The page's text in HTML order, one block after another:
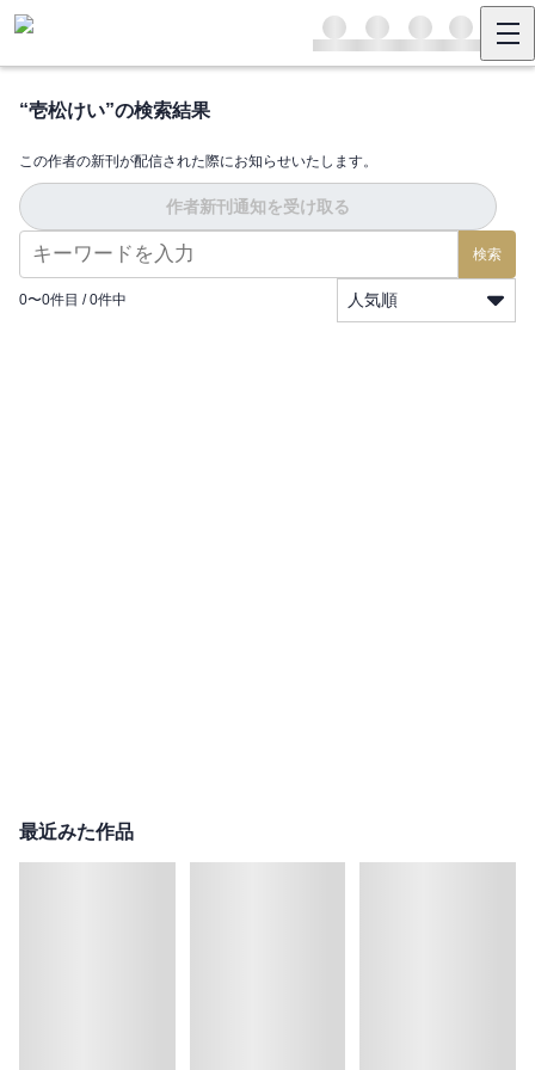
“壱松けい”の検索結果
この作者の新刊が配信された際にお知らせいたします。
作者新刊通知を受け取る
検索
0〜0件目 / 0件中 人気順
最近みた作品